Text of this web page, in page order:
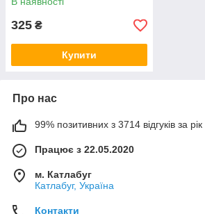
325 ₴
Купити
Про нас
99% позитивних з 3714 відгуків за рік
Працює з 22.05.2020
м. Катлабуг
Катлабуг, Україна
Контакти